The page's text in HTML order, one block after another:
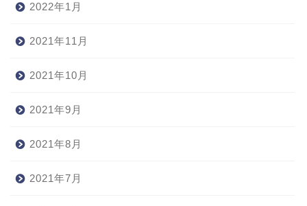
2022年1月
2021年11月
2021年10月
2021年9月
2021年8月
2021年7月